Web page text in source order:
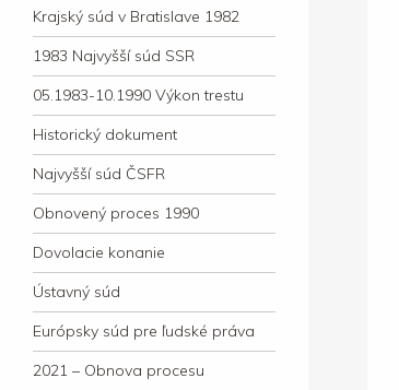
Krajský súd v Bratislave 1982
1983 Najvyšší súd SSR
05.1983-10.1990 Výkon trestu
Historický dokument
Najvyšší súd ČSFR
Obnovený proces 1990
Dovolacie konanie
Ústavný súd
Európsky súd pre ľudské práva
2021 – Obnova procesu